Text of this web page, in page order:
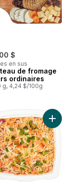
$
en sus
de fromage
ordinaires
g, 4,24 $/100g
raisins et fromage au
Ajouter